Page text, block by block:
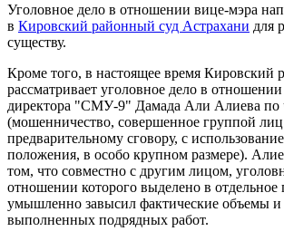
Уголовное дело в отношении вице-мэра
в Кировский районный суд Астрахани для
существу.
Кроме того, в настоящее время Кировский
рассматривает уголовное дело в
директора "СМУ-9" Дамада Али Алиева по
(мошенничество, совершенное группой
предварительному сговору, с
положения, в особо крупном размере).
том, что совместно с другим лицом,
отношении которого выделено в отдельное
умышленно завысил фактические объемы и
выполненных подрядных работ.